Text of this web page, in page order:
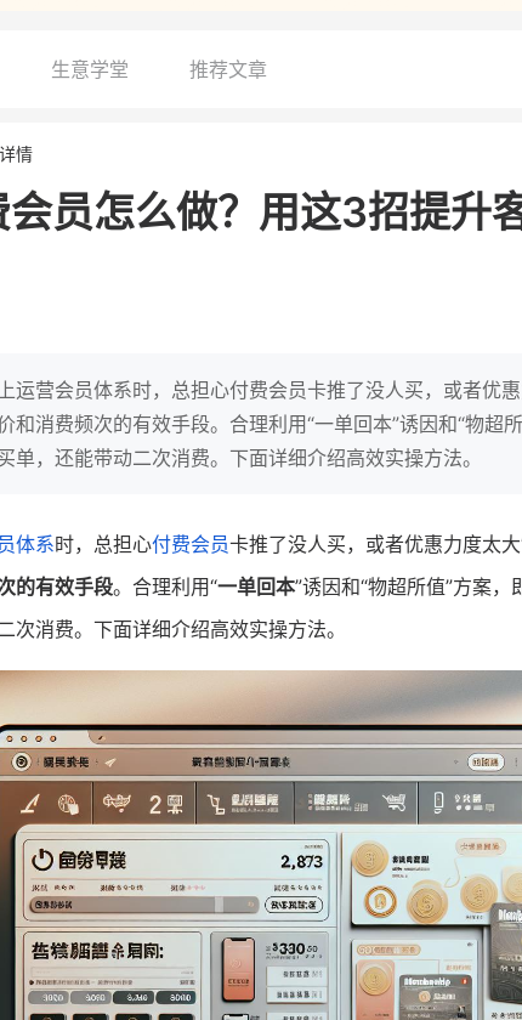
生意学堂 推荐文章
情
员怎么做？用这3招提升
运营会员体系时，总担心付费会员卡推了没人买，或者优
和消费频次的有效手段。合理利用“一单回本”诱因和“物超
单，还能带动二次消费。下面详细介绍高效实操方法。
体系时，总担心付费会员卡推了没人买，或者优惠力度太大
的有效手段。合理利用“一单回本”诱因和“物超所值”方案
次消费。下面详细介绍高效实操方法。
母婴
域如何破局？
查看详情
200 万
200
查看详情